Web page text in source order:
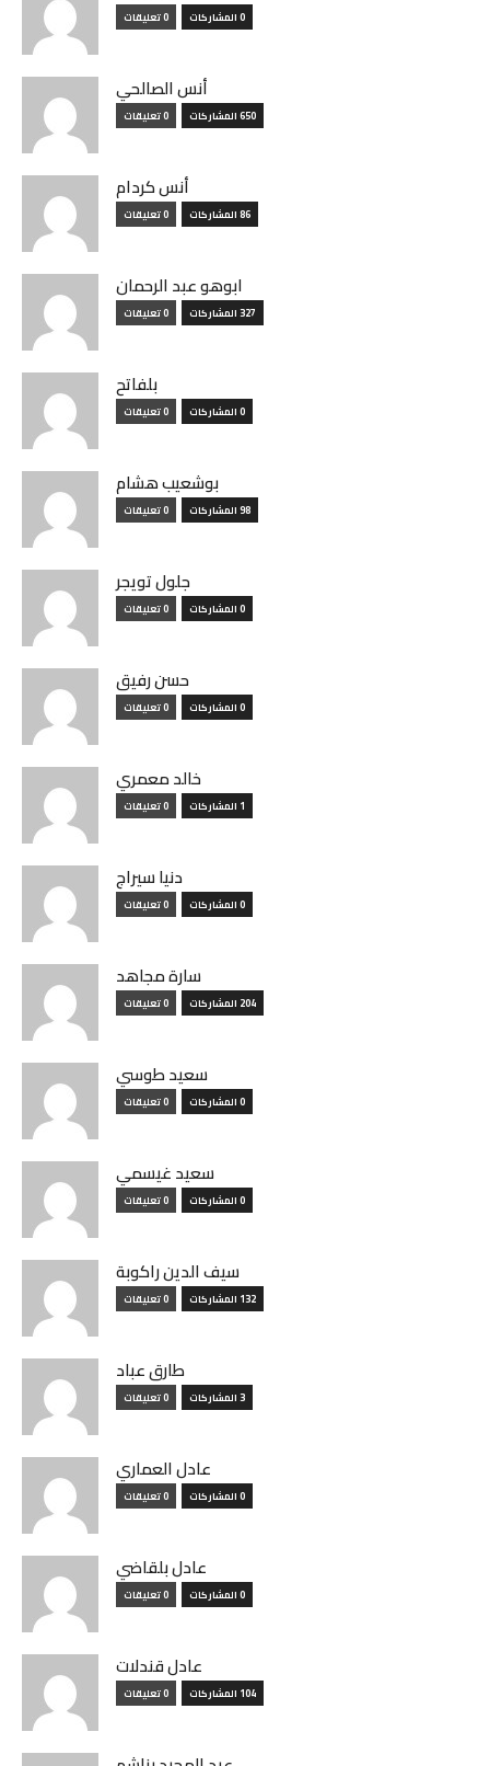
0 المشاركات 0 تعليقات
أنس الصالحي
650 المشاركات 0 تعليقات
أنس كردام
86 المشاركات 0 تعليقات
ابوهو عبد الرحمان
327 المشاركات 0 تعليقات
بلفاتح
0 المشاركات 0 تعليقات
بوشعيب هشام
98 المشاركات 0 تعليقات
جلول تويجر
0 المشاركات 0 تعليقات
حسن رفيق
0 المشاركات 0 تعليقات
خالد معمري
1 المشاركات 0 تعليقات
دنيا سيراج
0 المشاركات 0 تعليقات
سارة مجاهد
204 المشاركات 0 تعليقات
سعيد طوسي
0 المشاركات 0 تعليقات
سعيد غيسمي
0 المشاركات 0 تعليقات
سيف الدين راكوبة
132 المشاركات 0 تعليقات
طارق عباد
3 المشاركات 0 تعليقات
عادل العماري
0 المشاركات 0 تعليقات
عادل بلقاضي
0 المشاركات 0 تعليقات
عادل قندلات
104 المشاركات 0 تعليقات